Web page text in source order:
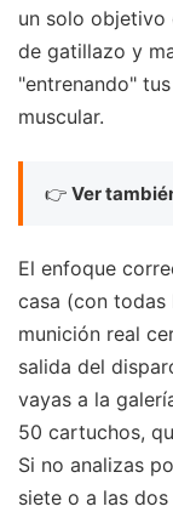
un solo objetivo
de gatillazo y
"entrenando"
muscular.
👉 Ver
El enfoque
casa (con todas
munición real
salida del
vayas a la
50 cartuchos,
Si no analizas
siete o a las